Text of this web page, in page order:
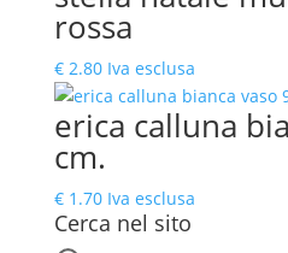
rossa
€2.80 Iva esclusa
erica calluna
cm.
€1.70 Iva esclusa
Cerca nel sito